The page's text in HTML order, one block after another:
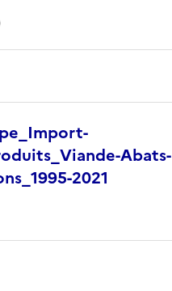
Abats-
2021